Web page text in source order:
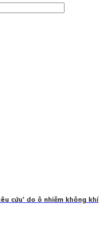
cứu’ do ô nhiễm không khí